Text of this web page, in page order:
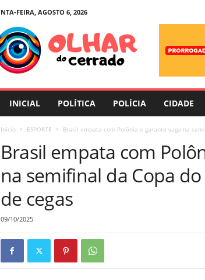
FEIRA, AGOSTO 6, 2026
INICIAL POLÍTICA POLÍCIA CIDADE
Início ESPORTE Brasil empata com Polônia e garante vaga na
Brasil empata com
na semifinal da Copa
de cegas
09/10/2025